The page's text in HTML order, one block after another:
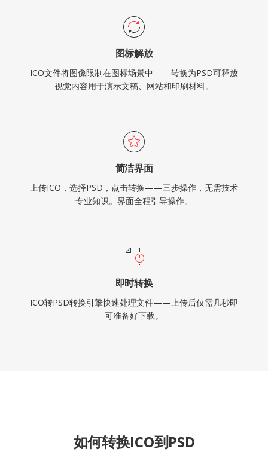
图标解放
ICO文件将图像限制在图标场景中——转换为PSD可释放
视觉内容用于演示文稿、网站和印刷材料。
简洁界面
上传ICO，选择PSD，点击转换——三步操作，无需技术
专业知识。界面全程引导操作。
即时转换
ICO转PSD转换引擎快速处理文件——上传后仅需几秒即
可准备好下载。
如何转换ICO到PSD